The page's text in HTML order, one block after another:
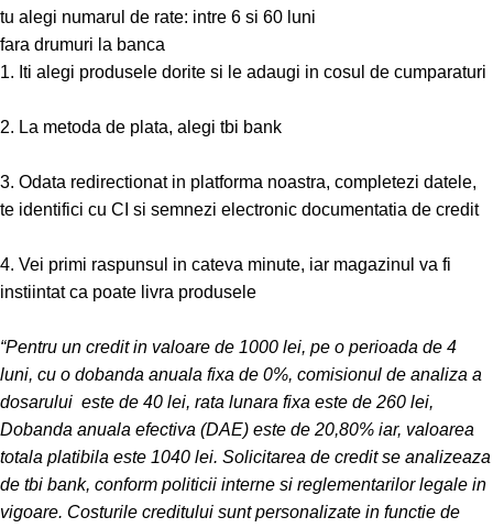
tu alegi numarul de rate: intre 6 si 60 luni
fara drumuri la banca
1. Iti alegi produsele dorite si le adaugi in cosul de cumparaturi
2. La metoda de plata, alegi tbi bank
3. Odata redirectionat in platforma noastra, completezi datele,
te identifici cu CI si semnezi electronic documentatia de credit
4. Vei primi raspunsul in cateva minute, iar magazinul va fi
instiintat ca poate livra produsele
“Pentru un credit in valoare de 1000 lei, pe o perioada de 4
luni, cu o dobanda anuala fixa de 0%, comisionul de analiza a
dosarului este de 40 lei, rata lunara fixa este de 260 lei,
Dobanda anuala efectiva (DAE) este de 20,80% iar, valoarea
totala platibila este 1040 lei. Solicitarea de credit se analizeaza
de tbi bank, conform politicii interne si reglementarilor legale in
vigoare. Costurile creditului sunt personalizate in functie de